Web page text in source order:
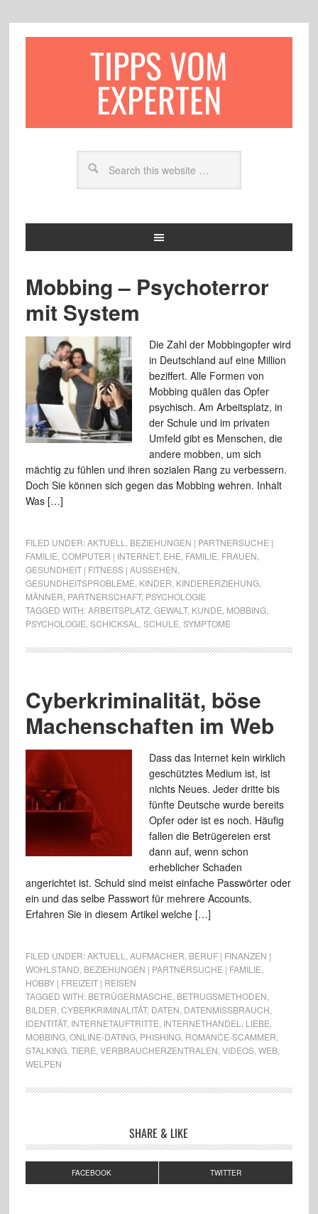
TIPPS VOM
EXPERTEN
Mobbing – Psychoterror
mit System
Die Zahl der Mobbingopfer wird
in Deutschland auf eine Million
beziffert. Alle Formen von
Mobbing quälen das Opfer
psychisch. Am Arbeitsplatz, in
der Schule und im privaten
Umfeld gibt es Menschen, die
andere mobben, um sich
mächtig zu fühlen und ihren sozialen Rang zu verbessern.
Doch Sie können sich gegen das Mobbing wehren. Inhalt
Was […]
FILED UNDER:AKTUELL
BEZIEHUNGEN | PARTNERSUCHE |
FAMILIE COMPUTER | INTERNET, EHE FAMILIE FRAUEN
GESUNDHEIT | FITNESS | AUSSEHEN
GESUNDHEITSPROBLEME KINDER KINDERERZIEHUNG,
MÄNNER PARTNERSCHAFT, PSYCHOLOGIE
TAGGED WITH:ARBEITSPLATZ, GEWALT, KUNDE MOBBING,
PSYCHOLOGIE SCHICKSAL SCHULE SYMPTOME
Cyberkriminalität, böse
Machenschaften im Web
Dass das Internet kein wirklich
geschütztes Medium ist, ist
nichts Neues. Jeder dritte bis
fünfte Deutsche wurde bereits
Opfer oder ist es noch. Häufig
fallen die Betrügereien erst
dann auf, wenn schon
erheblicher Schaden
angerichtet ist. Schuld sind meist einfache Passwörter oder
ein und das selbe Passwort für mehrere Accounts.
Erfahren Sie in diesem Artikel welche […]
FILED UNDER:AKTUELL AUFMACHER BERUF | FINANZEN |
WOHLSTAND BEZIEHUNGEN | PARTNERSUCHE | FAMILIE
HOBBY | FREIZEIT | REISEN
TAGGED WITH: BETRÜGERMASCHE BETRUGSMETHODEN
BILDER CYBERKRIMINALITÄT, DATEN DATENMISSBRAUCH
IDENTITÄT, INTERNETAUFTRITTE INTERNETHANDEL LIEBE
MOBBING, ONLINE-DATING, PHISHING, ROMANCE-SCAMMER
STALKING, TIERE VERBRAUCHERZENTRALEN VIDEOS, WEB,
WELPEN
SHARE & LIKE
FACEBOOK TWITTER